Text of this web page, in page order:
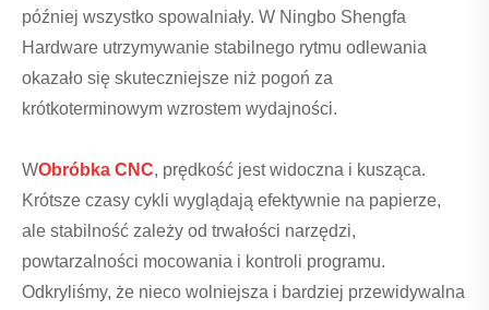
później wszystko spowalniały. W Ningbo Shengfa
Hardware utrzymywanie stabilnego rytmu odlewania
okazało się skuteczniejsze niż pogoń za
krótkoterminowym wzrostem wydajności.
WObróbka CNC, prędkość jest widoczna i kusząca.
Krótsze czasy cykli wyglądają efektywnie na papierze,
ale stabilność zależy od trwałości narzędzi,
powtarzalności mocowania i kontroli programu.
Odkryliśmy, że nieco wolniejsza i bardziej przewidywalna